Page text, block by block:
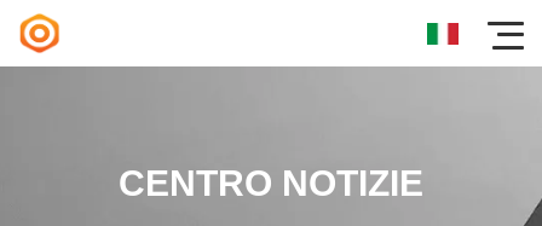
CENTRO NOTIZIE